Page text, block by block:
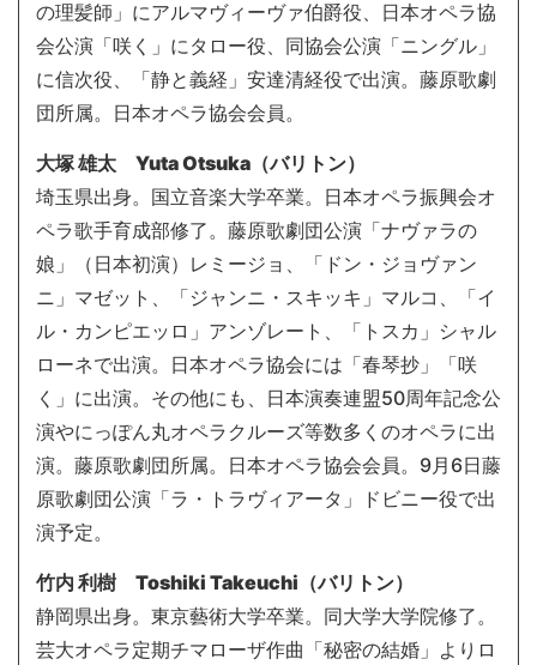
の理髪師」にアルマヴィーヴァ伯爵役、日本オペラ協
会公演「咲く」にタロー役、同協会公演「ニングル」
に信次役、「静と義経」安達清経役で出演。藤原歌劇
団所属。日本オペラ協会会員。
大塚 雄太 Yuta Otsuka（バリトン）
埼玉県出身。国立音楽大学卒業。日本オペラ振興会オ
ペラ歌手育成部修了。藤原歌劇団公演「ナヴァラの
娘」（日本初演）レミージョ、「ドン・ジョヴァン
ニ」マゼット、「ジャンニ・スキッキ」マルコ、「イ
ル・カンピエッロ」アンゾレート、「トスカ」シャル
ローネで出演。日本オペラ協会には「春琴抄」「咲
く」に出演。その他にも、日本演奏連盟50周年記念公
演やにっぽん丸オペラクルーズ等数多くのオペラに出
演。藤原歌劇団所属。日本オペラ協会会員。9月6日藤
原歌劇団公演「ラ・トラヴィアータ」ドビニー役で出
演予定。
竹内 利樹 Toshiki Takeuchi（バリトン）
静岡県出身。東京藝術大学卒業。同大学大学院修了。
芸大オペラ定期チマローザ作曲「秘密の結婚」よりロ